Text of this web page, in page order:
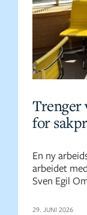
Trenger
for
En ny
arbeidet
Sven Egil
29. JUNI 2026